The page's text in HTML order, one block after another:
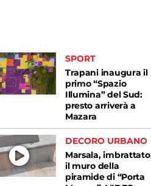
SPORT
Trapani inaugura il
primo “Spazio
Illumina” del Sud:
presto arriverà a
Mazara
DECORO URBANO
Marsala, imbrattato
il muro della
piramide di “Porta